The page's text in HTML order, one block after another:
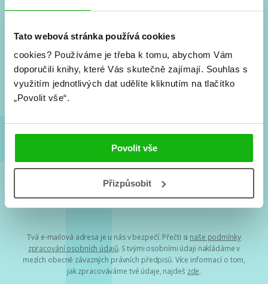
Tato webová stránka používá cookies
cookies? Používáme je třeba k tomu, abychom Vám
doporučili knihy, které Vás skutečně zajímají. Souhlas s
využitím jednotlivých dat udělíte kliknutím na tlačítko
„Povolit vše“.
Povolit vše
Přizpůsobit
Nové knihy, co se chystá, kvízy, soutěže, autoři, filmové
a seriálové adaptace a další.
podmínkami zpracování osobních údajů
Tvá e-mailová adresa je u nás v bezpečí. Přečti si naše podmínky
zpracování osobních údajů. S tvými osobními údaji nakládáme v
mezích obecně závazných právních předpisů. Více informací o tom,
jak zpracováváme tvé údaje, najdeš zde.